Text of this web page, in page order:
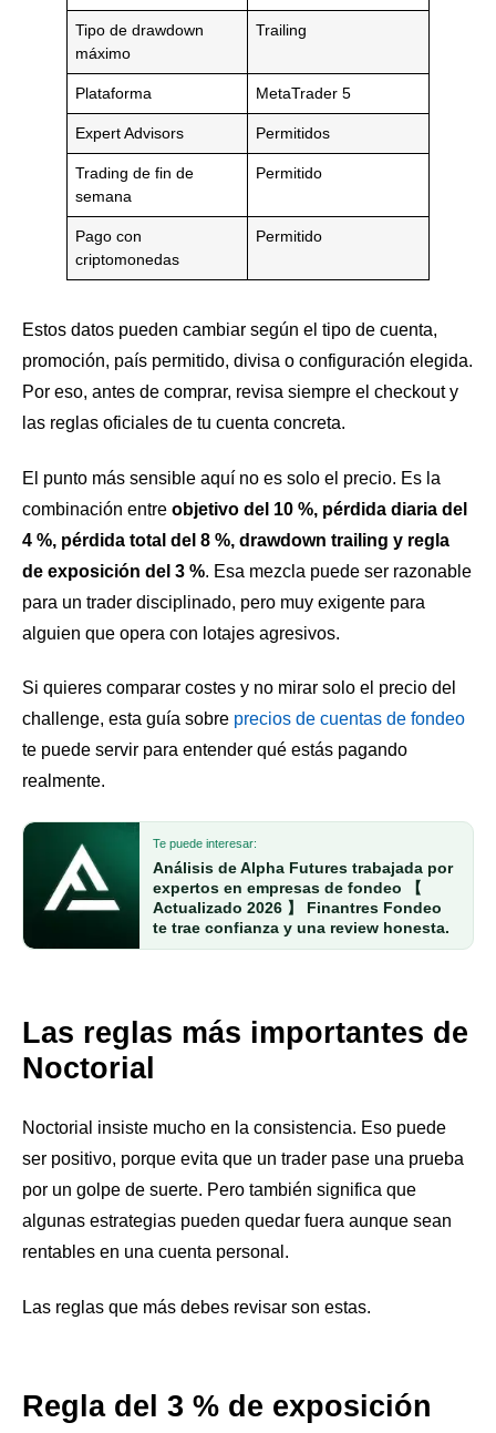
Tipo de drawdown
máximo
Trailing
Plataforma MetaTrader 5
Expert Advisors Permitidos
Trading de fin de
semana
Permitido
Pago con
criptomonedas
Permitido
Estos datos pueden cambiar según el tipo de cuenta,
promoción, país permitido, divisa o configuración elegida.
Por eso, antes de comprar, revisa siempre el checkout y
las reglas oficiales de tu cuenta concreta.
El punto más sensible aquí no es solo el precio. Es la
combinación entre objetivo del 10 %, pérdida diaria del
4 %, pérdida total del 8 %, drawdown trailing y regla
de exposición del 3 %. Esa mezcla puede ser razonable
para un trader disciplinado, pero muy exigente para
alguien que opera con lotajes agresivos.
Si quieres comparar costes y no mirar solo el precio del
challenge, esta guía sobre precios de cuentas de fondeo
te puede servir para entender qué estás pagando
realmente.
Te puede interesar:
Análisis de Alpha Futures trabajada por
expertos en empresas de fondeo 【
Actualizado 2026 】 Finantres Fondeo
te trae confianza y una review honesta.
Las reglas más importantes de
Noctorial
Noctorial insiste mucho en la consistencia. Eso puede
ser positivo, porque evita que un trader pase una prueba
por un golpe de suerte. Pero también significa que
algunas estrategias pueden quedar fuera aunque sean
rentables en una cuenta personal.
Las reglas que más debes revisar son estas.
Regla del 3 % de exposición